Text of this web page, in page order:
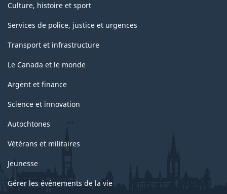
Culture, histoire et sport
Services de police, justice et urgences
Transport et infrastructure
Le Canada et le monde
Argent et finance
Science et innovation
Autochtones
Vétérans et militaires
Jeunesse
Gérer les événements de la vie